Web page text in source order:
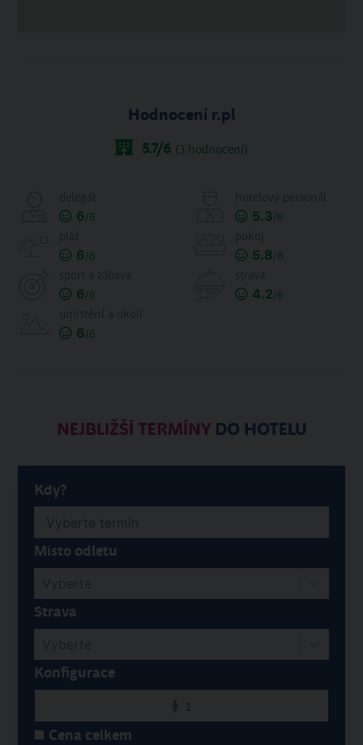
Hodnocení r.pl
5.7/6 (3 hodnocení)
6/6 5.3/6
6/6 5.8/6
6/6 4.2/6
6/6
NEJBLIŽŠÍ TERMÍNYDO HOTELU
Kdy?
Místo odletu
Strava
Konfigurace
Cena celkem